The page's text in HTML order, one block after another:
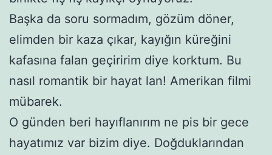
Başka da soru sormadım, gözüm döner,
elimden bir kaza çıkar, kayığın küreğini
kafasına falan geçiririm diye korktum. Bu
nasıl romantik bir hayat lan! Amerikan filmi
mübarek.
O günden beri hayıflanırım ne pis bir gece
hayatımız var bizim diye. Doğduklarından